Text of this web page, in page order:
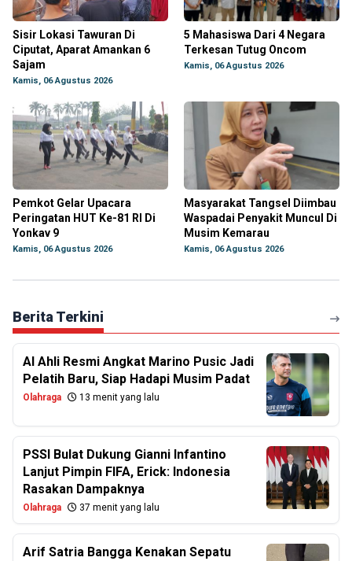
Sisir Lokasi Tawuran Di
Ciputat, Aparat Amankan 6
Sajam
Kamis, 06 Agustus 2026
5 Mahasiswa Dari 4 Negara
Terkesan Tutug Oncom
Kamis, 06 Agustus 2026
Pemkot Gelar Upacara
Peringatan HUT Ke-81 RI Di
Yonkav 9
Kamis, 06 Agustus 2026
Masyarakat Tangsel Diimbau
Waspadai Penyakit Muncul Di
Musim Kemarau
Kamis, 06 Agustus 2026
Berita Terkini
Al Ahli Resmi Angkat Marino Pusic Jadi
Pelatih Baru, Siap Hadapi Musim Padat
Olahraga 13 menit yang lalu
PSSI Bulat Dukung Gianni Infantino
Lanjut Pimpin FIFA, Erick: Indonesia
Rasakan Dampaknya
Olahraga 37 menit yang lalu
Arif Satria Bangga Kenakan Sepatu